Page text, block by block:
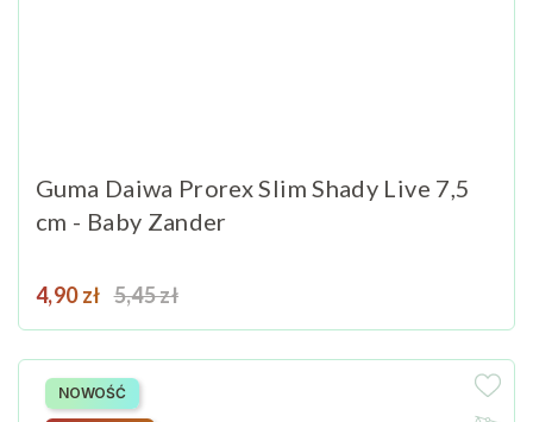
Guma Daiwa Prorex Slim Shady Live 7,5
cm - Baby Zander
Cena
4,90 zł Cena podstawowa
5,45 zł
NOWOŚĆ